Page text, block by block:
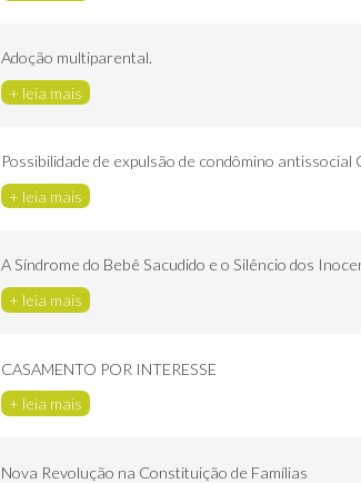
Adoção multiparental.
+ leia mais
Possibilidade de expulsão de condômino
+ leia mais
A Síndrome do Bebê Sacudido e o Silêncio dos
+ leia mais
CASAMENTO POR INTERESSE
+ leia mais
Nova Revolução na Constituição de Famílias